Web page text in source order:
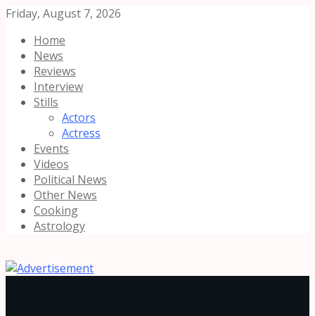
Friday, August 7, 2026
Home
News
Reviews
Interview
Stills
Actors
Actress
Events
Videos
Political News
Other News
Cooking
Astrology